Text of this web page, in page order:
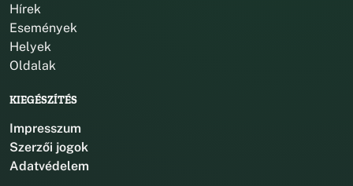
Hírek
Események
Helyek
Oldalak
KIEGÉSZÍTÉS
Impresszum
Szerzői jogok
Adatvédelem